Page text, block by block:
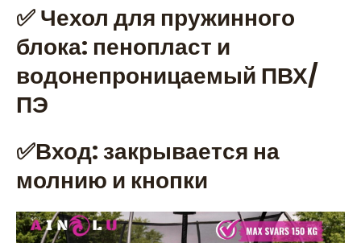
✅ Чехол для пружинного
блока: пенопласт и
водонепроницаемый ПВХ/
ПЭ
✅Вход: закрывается на
молнию и кнопки